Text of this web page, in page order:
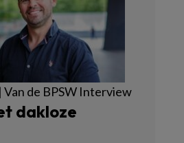
Van de BPSW Interview
dakloze